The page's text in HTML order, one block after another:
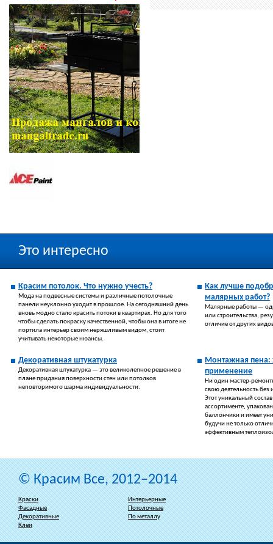
Это интересно
Красим потолок. Что нужно учесть?
Мода на подвесные системы и различные потолочные
панели неуклонно уходит в прошлое. На сегодняшний день
вновь модно стало красить потоки в квартирах. Но для того
чтобы сделать покраску качественной, чтобы она в итоге не
портила интерьер своим неряшливым видом, стоит
учитывать некоторые нюансы.
Как лучше
малярных работ?
Малярные работы —
или строительства,
отличие от других
Декоративная штукатурка
Декоративная штукатурка — это великолепное решение в
плане придания поверхности стен или потолков
неповторимого шарма индивидуальности.
Монтажная пена:
применение
Ни один мастер-
свою деятельность без
Этот уникальный
ассортименте,
баллончики и имеет
будучи не только
эффективным
© Красим Все, 2012–2014
Краски
Интерьерные
Фасадные
Потолочные
Декоративные
По металлу
Клеи